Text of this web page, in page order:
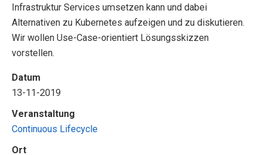
Infrastruktur Services umsetzen kann und dabei
Alternativen zu Kubernetes aufzeigen und zu diskutieren.
Wir wollen Use-Case-orientiert Lösungsskizzen
vorstellen.
Datum
13-11-2019
Veranstaltung
Continuous Lifecycle
Ort